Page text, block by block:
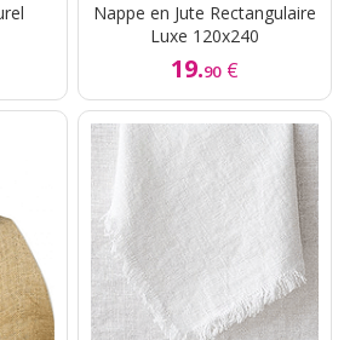
Florale
Créatifs
Nappe en Jute Rectangulaire
Luxe 120x240
19.90 €